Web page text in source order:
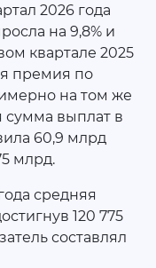
2026 года
на 9,8% и
квартале 2025
премия по
на том же
выплат в
60,9 млрд
млрд.
средняя
120 775
составлял